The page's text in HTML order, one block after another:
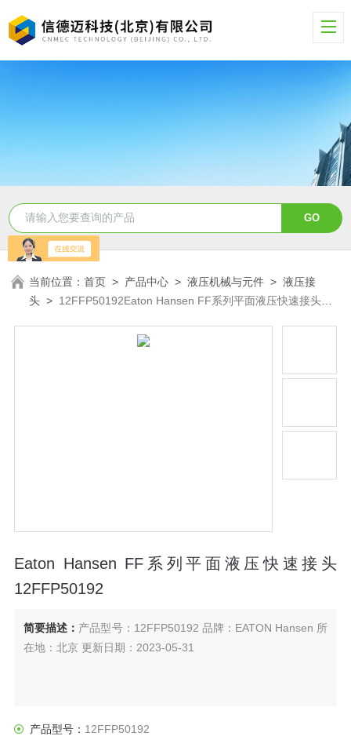
当前位置：首页 > 产品中心 >液压机械与元件 >液压接
头 > 12FFP50192Eaton Hansen FF系列平面液压快速接头
Eaton Hansen FF系列平面液压快速接头
12FFP50192
简要描述： 产品型号：12FFP50192 品牌：EATON Hansen 所
在地：北京 更新日期：2023-05-31
产品型号： 12FFP50192